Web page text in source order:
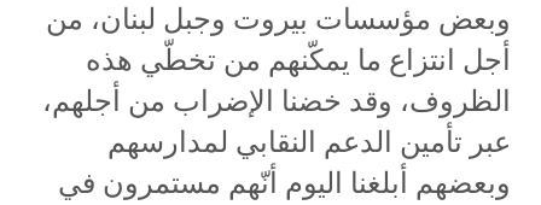
وبعض مؤسسات بيروت وجبل لبنان، من
أجل انتزاع ما يمكّنهم من تخطّي هذه
الظروف، وقد خضنا الإضراب من أجلهم،
عبر تأمين الدعم النقابي لمدارسهم
وبعضهم أبلغنا اليوم أنّهم مستمرون في